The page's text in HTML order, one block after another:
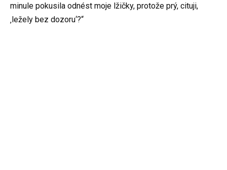
minule pokusila odnést moje lžičky, protože prý, cituji,
‚ležely bez dozoru‘?“